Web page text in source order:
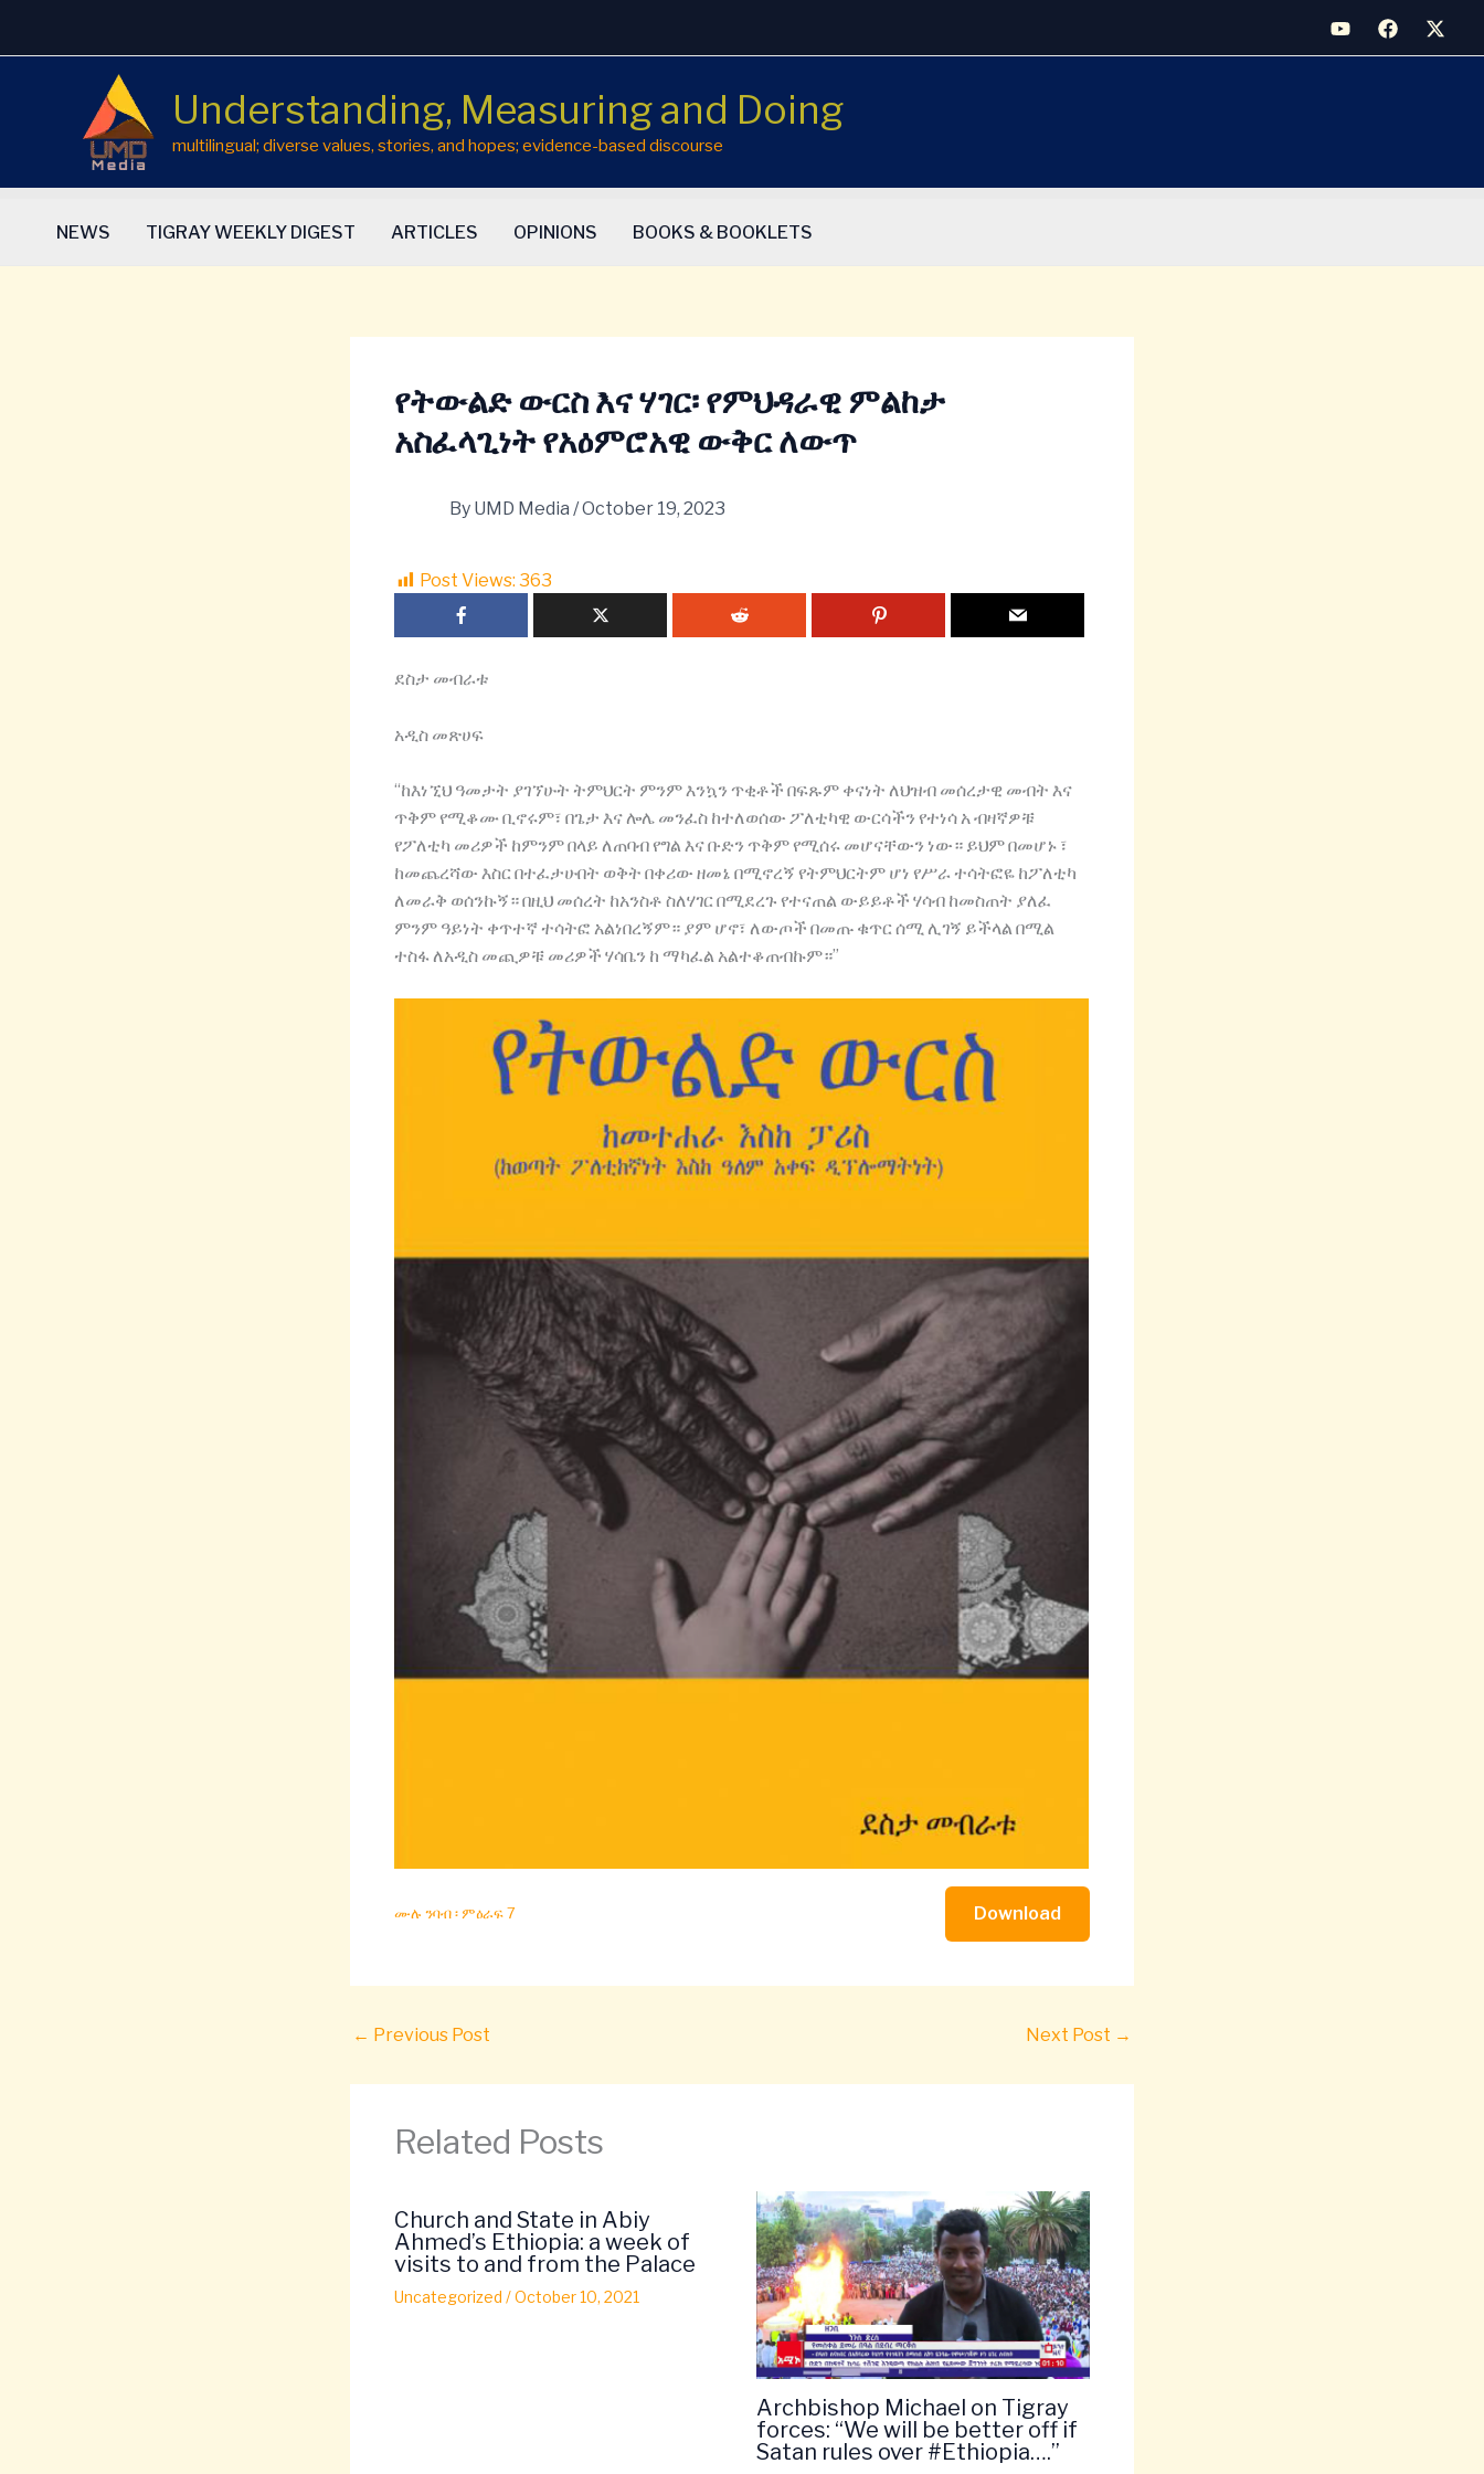
Understanding, Measuring and Doing
multilingual; diverse values, stories, and hopes; evidence-based discourse
NEWS TIGRAY WEEKLY DIGEST ARTICLES OPINIONS BOOKS & BOOKLETS
የትውልድ ውርስ እና ሃገር፡ የምህዳራዊ ምልከታ
አስፈላጊነት የአዕምሮአዊ ውቅር ለውጥ
By UMD Media /October 19, 2023
Post Views: 363
ደስታ መብራቱ
አዲስ መጽሀፍ
“ከእነኚህ ዓመታት ያገኘሁት ትምህርት ምንም እንኳን ጥቂቶች በፍጹም ቀናነት ለህዝብ መሰረታዊ መብት እና
ጥቅም የሚቆሙ ቢኖሩም፣ በጌታ እና ሎሌ መንፈስ ከተለወሰው ፖለቲካዊ ውርሳችን የተነሳ አ ብዛኛዎቹ
የፖለቲካ መሪዎች ከምንም በላይ ለጠባብ የግል እና ቡድን ጥቅም የሚሰሩ መሆናቸውን ነው። ይህም በመሆኑ ፣
ከመጨረሻው እስር በተፈታሁበት ወቅት በቀሪው ዘመኔ በሚኖረኝ የትምህርትም ሆነ የሥራ ተሳትፎዬ ከፖለቲካ
ለመራቅ ወሰንኩኝ። በዚህ መሰረት ከአንስቶ ስለሃገር በሚደረጉ የተናጠል ውይይቶች ሃሳብ ከመስጠት ያለፈ
ምንም ዓይነት ቀጥተኛ ተሳትፎ አልነበረኝም። ያም ሆኖ፣ ለውጦች በመጡ ቁጥር ሰሚ ሊገኝ ይችላል በሚል
ተስፋ ለአዲስ መጪዎቹ መሪዎች ሃሳቤን ከ ማካፈል አልተቆጠብኩም።”
ሙሉ ንባብ ፡ ምዕራፍ 7 Download
← Previous Post Next Post →
Related Posts
Church and State in Abiy
Ahmed’s Ethiopia: a week of
visits to and from the Palace
Uncategorized /October 10, 2021
Archbishop Michael on Tigray
forces: “We will be better off if
Satan rules over #Ethiopia….”